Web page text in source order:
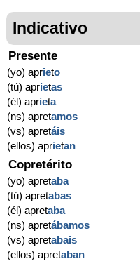
Indicativo
Presente
(yo) aprieto
(tú) aprietas
(él) aprieta
(ns) apretamos
(vs) apretáis
(ellos) aprietan
Copretérito
(yo) apretaba
(tú) apretabas
(él) apretaba
(ns) apretábamos
(vs) apretabais
(ellos) apretaban